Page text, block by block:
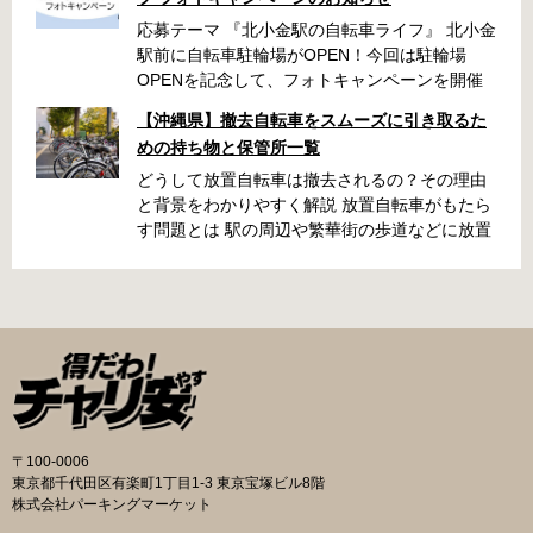
応募テーマ 『北小金駅の自転車ライフ』 北小金
駅前に自転車駐輪場がOPEN！今回は駐輪場
OPENを記念して、フォトキャンペーンを開催
車が写っている写真」を撮影いただき、みなさ
まの北小金駅周辺での思い出を写真とともに共
有できたらと思います。 素敵な写真の投稿をお
待ちしております！ 応募期間 2025年9月22日～
10月31日 ・キャンペーン期間中に何度も投稿可
シュタグ： #北小金駅の自転車ライフ メンシ
ョン ： @niringram 賞品 応募いただいた方
の中から抽選で QUOカードPay500円分×10名
様 投稿のルール・注意事項 ・キャンペーン期間
中に何度も投稿可能です。 ・応募期間内の投稿
は隠す加工をして投稿してください。 ・以下の
写真は選考対象外となります。 公道での違反行
【沖縄県】撤去自転車をスムーズに引き取るた
めの持ち物と保管所一覧
どうして放置自転車は撤去されるの？その理由
と背景をわかりやすく解説 放置自転車がもたら
す問題とは 駅の周辺や繁華街の歩道などに放置
置されることでゴミの投棄や治安の悪化につな
がるケースもあります。こうしたトラブルを未
然に防ぐために、自治体では定期的に撤去作業
が実施されています。 撤去の流れと手続き 自転
車が放置されていると判断された場合、自治体
を求めます。指定された日数を経過しても移動
されないと、保管所に移送されます。おおむね
〒100-0006
東京都千代田区有楽町1丁目1-3 東京宝塚ビル8階
株式会社パーキングマーケット